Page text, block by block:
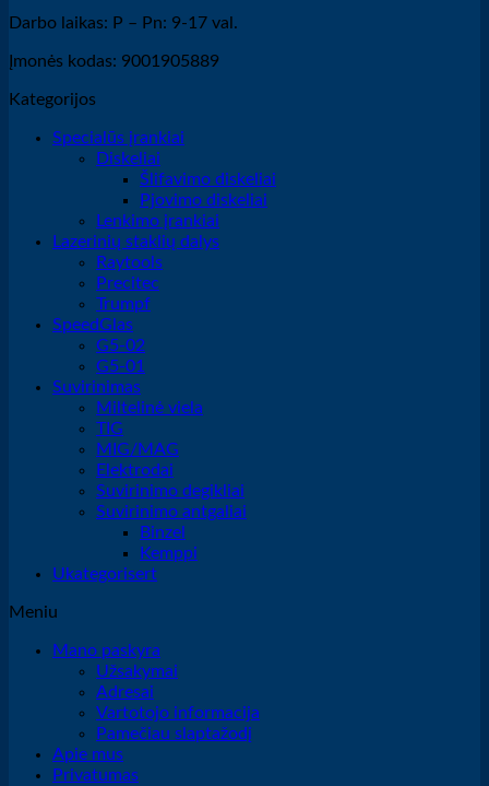
Darbo laikas: P – Pn: 9-17 val.
Įmonės kodas: 9001905889
Kategorijos
Specialūs įrankiai
Diskeliai
Šlifavimo diskeliai
Pjovimo diskeliai
Lenkimo įrankiai
Lazerinių staklių dalys
Raytools
Precitec
Trumpf
SpeedGlas
G5-02
G5-01
Suvirinimas
Miltelinė viela
TIG
MIG/MAG
Elektrodai
Suvirinimo degikliai
Suvirinimo antgaliai
Binzel
Kemppi
Ukategorisert
Meniu
Mano paskyra
Užsakymai
Adresai
Vartotojo informacija
Pamečiau slaptažodį
Apie mus
Privatumas